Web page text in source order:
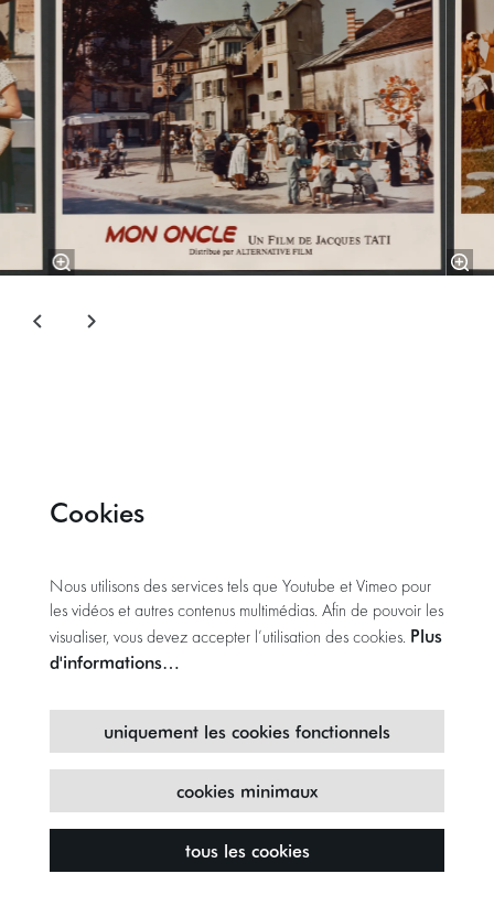
Cookies
Nous utilisons des services tels que Youtube et Vimeo pour
les vidéos et autres contenus multimédias. Afin de pouvoir les
visualiser, vous devez accepter l’utilisation des cookies. Plus
d'informations…
uniquement les cookies fonctionnels
cookies minimaux
tous les cookies